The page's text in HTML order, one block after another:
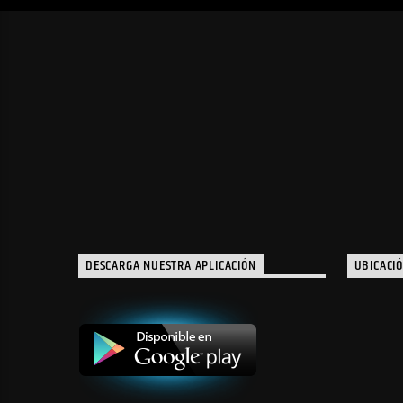
DESCARGA NUESTRA APLICACIÓN